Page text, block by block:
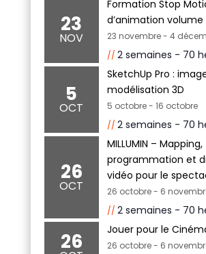
23
NOV
Formation Stop
d’animation volume
23 novembre- 4
2 semaines - 70
5
OCT
SketchUp Pro :
modélisation 3D
5 octobre- 16 octobre
2 semaines - 70
26
OCT
MILLUMIN – Mapping,
programmation et
vidéo pour le
26 octobre- 6
2 semaines - 70
26 Jouer pour le
26 octobre- 6